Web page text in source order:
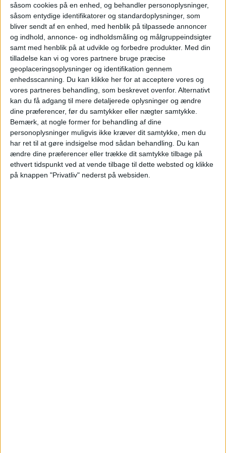
såsom cookies på en enhed, og behandler personoplysninger,
såsom entydige identifikatorer og standardoplysninger, som
bliver sendt af en enhed, med henblik på tilpassede annoncer
og indhold, annonce- og indholdsmåling og målgruppeindsigter
samt med henblik på at udvikle og forbedre produkter. Med din
tilladelse kan vi og vores partnere bruge præcise
geoplaceringsoplysninger og identifikation gennem
enhedsscanning. Du kan klikke her for at acceptere vores og
vores partneres behandling, som beskrevet ovenfor. Alternativt
kan du få adgang til mere detaljerede oplysninger og ændre
dine præferencer, før du samtykker eller nægter samtykke.
Bemærk, at nogle former for behandling af dine
personoplysninger muligvis ikke kræver dit samtykke, men du
har ret til at gøre indsigelse mod sådan behandling.
Du kan
ændre dine præferencer eller trække dit samtykke tilbage på
ethvert tidspunkt ved at vende tilbage til dette websted og klikke
på knappen "Privatliv" nederst på websiden.
konferenceafdeling.
NYHEDER HOTEL
ANNONCE